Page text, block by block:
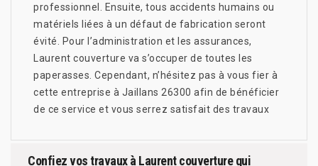
professionnel. Ensuite, tous accidents humains ou
matériels liées à un défaut de fabrication seront
évité. Pour l’administration et les assurances,
Laurent couverture va s’occuper de toutes les
paperasses. Cependant, n’hésitez pas à vous fier à
cette entreprise à Jaillans 26300 afin de bénéficier
de ce service et vous serrez satisfait des travaux
Confiez vos travaux à Laurent couverture qui